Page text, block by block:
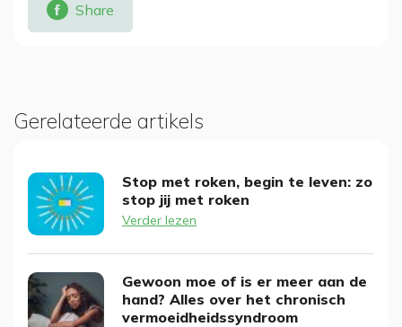
Share
Gerelateerde artikels
Stop met roken, begin te leven: zo
stop jij met roken
Verder lezen
Gewoon moe of is er meer aan de
hand? Alles over het chronisch
vermoeidheidssyndroom